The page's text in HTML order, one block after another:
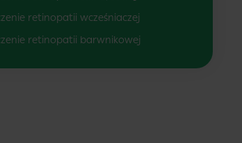
retinopatii wcześniaczej
retinopatii barwnikowej